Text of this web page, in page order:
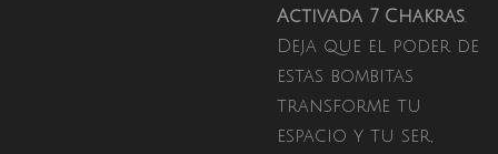
Activada 7 Chakras.
Deja que el poder de
estas bombitas
transforme tu
espacio y tu ser,